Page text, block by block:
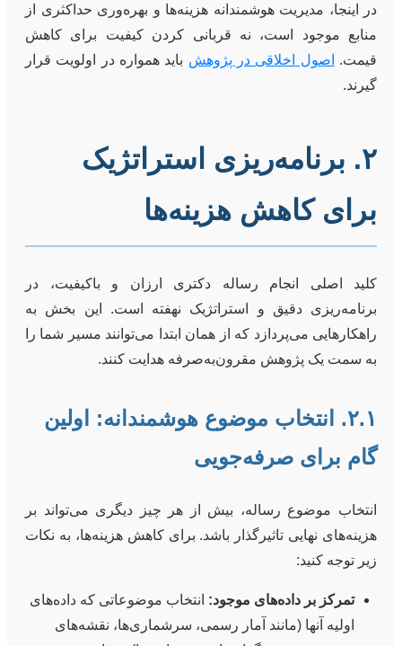
در اینجا، مدیریت هوشمندانه هزینه‌ها و بهره‌وری حداکثری از
منابع موجود است، نه قربانی کردن کیفیت برای کاهش
قیمت.
اصول اخلاقی در پژوهش باید همواره در اولویت قرار
گیرند.
۲. برنامه‌ریزی استراتژیک
برای کاهش هزینه‌ها
کلید اصلی انجام رساله دکتری ارزان و باکیفیت، در
برنامه‌ریزی دقیق و استراتژیک نهفته است. این بخش به
راهکارهایی می‌پردازد که از همان ابتدا می‌توانند مسیر شما را
به سمت یک پژوهش مقرون‌به‌صرفه هدایت کنند.
۲.۱. انتخاب موضوع هوشمندانه: اولین
گام برای صرفه‌جویی
انتخاب موضوع رساله، بیش از هر چیز دیگری می‌تواند بر
هزینه‌های نهایی تاثیرگذار باشد. برای کاهش هزینه‌ها، به نکات
زیر توجه کنید:
تمرکز بر داده‌های موجود: انتخاب موضوعاتی که داده‌های
اولیه آنها (مانند آمار رسمی، سرشماری‌ها، نقشه‌های